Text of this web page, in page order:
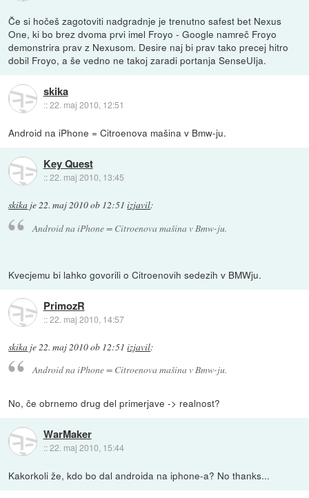
Če si hočeš zagotoviti nadgradnje je trenutno safest bet Nexus
One, ki bo brez dvoma prvi imel Froyo - Google namreč Froyo
demonstrira prav z Nexusom. Desire naj bi prav tako precej hitro
dobil Froyo, a še vedno ne takoj zaradi portanja SenseUIja.
skika
::22. maj 2010, 12:51
Android na iPhone = Citroenova mašina v Bmw-ju.
Key Quest
::22. maj 2010, 13:45
skika je22. maj 2010 ob 12:51 izjavil:
Android na iPhone = Citroenova mašina v Bmw-ju.
Kvecjemu bi lahko govorili o Citroenovih sedezih v BMWju.
PrimozR
::22. maj 2010, 14:57
skika je 22. maj 2010 ob 12:51 izjavil:
Android na iPhone = Citroenova mašina v Bmw-ju.
No, če obrnemo drug del primerjave -> realnost?
WarMaker
::22. maj 2010, 15:44
Kakorkoli že, kdo bo dal androida na iphone-a? No thanks...